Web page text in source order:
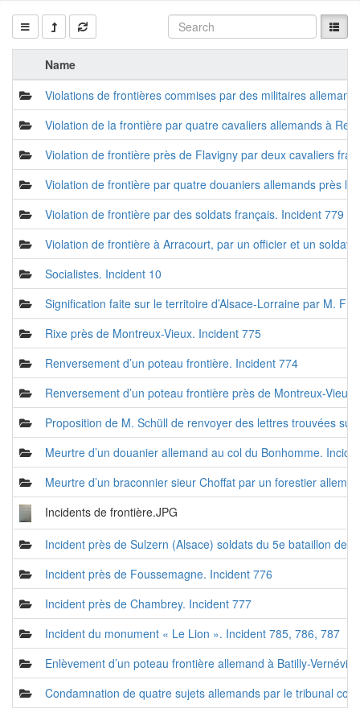
Name
Violations de frontières commises par des militaires
Violation de la frontière par quatre cavaliers allemands à
Violation de frontière près de Flavigny par deux cavaliers
Violation de frontière par quatre douaniers allemands près la
Violation de frontière par des soldats français. Incident 779 et
Violation de frontière à Arracourt, par un officier et un soldat
Socialistes. Incident 10
Signification faite sur le territoire d’Alsace-Lorraine par M.
Rixe près de Montreux-Vieux. Incident 775
Renversement d’un poteau frontière. Incident 774
Renversement d’un poteau frontière près de Montreux-
Proposition de M. Schüll de renvoyer des lettres trouvées
Meurtre d’un douanier allemand au col du Bonhomme.
Meurtre d’un braconnier sieur Choffat par un forestier
Incidents de frontière.JPG
Incident près de Sulzern (Alsace) soldats du 5e bataillon de
Incident près de Foussemagne. Incident 776
Incident près de Chambrey. Incident 777
Incident du monument « Le Lion ». Incident 785, 786, 787
Enlèvement d’un poteau frontière allemand à Batilly-
Condamnation de quatre sujets allemands par le tribunal